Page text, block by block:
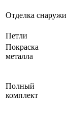
Отделка снаружи
Петли
Покраска
металла
Полный
комплект